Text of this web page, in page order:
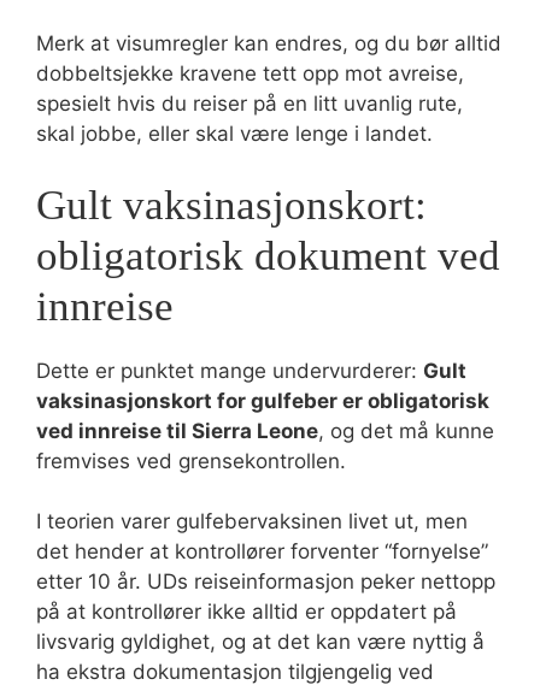
Merk at visumregler kan endres, og du bør alltid
dobbeltsjekke kravene tett opp mot avreise,
spesielt hvis du reiser på en litt uvanlig rute,
skal jobbe, eller skal være lenge i landet.
Gult vaksinasjonskort:
obligatorisk dokument ved
innreise
Dette er punktet mange undervurderer: Gult
vaksinasjonskort for gulfeber er obligatorisk
ved innreise til Sierra Leone, og det må kunne
fremvises ved grensekontrollen.
I teorien varer gulfebervaksinen livet ut, men
det hender at kontrollører forventer “fornyelse”
etter 10 år. UDs reiseinformasjon peker nettopp
på at kontrollører ikke alltid er oppdatert på
livsvarig gyldighet, og at det kan være nyttig å
ha ekstra dokumentasjon tilgjengelig ved